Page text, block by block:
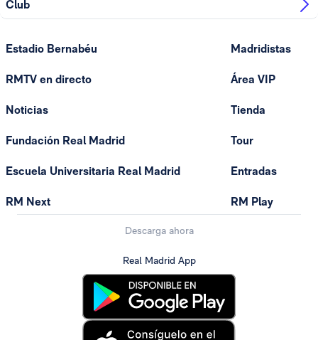
Club
Estadio Bernabéu
RMTV en directo
Noticias
Fundación Real Madrid
Escuela Universitaria Real Madrid
RM Next
Madridistas
Área VIP
Tienda
Tour
Entradas
RM Play
Descarga ahora
Real Madrid App